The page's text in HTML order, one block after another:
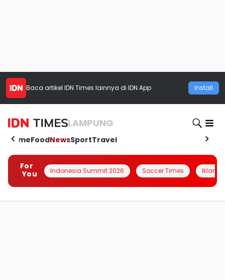
Baca artikel IDN Times lainnya di IDN App Install
LAMPUNG
HomeFoodNewsSportTravel
For
You
Indonesia Summit 2026 Soccer Times Iklanin